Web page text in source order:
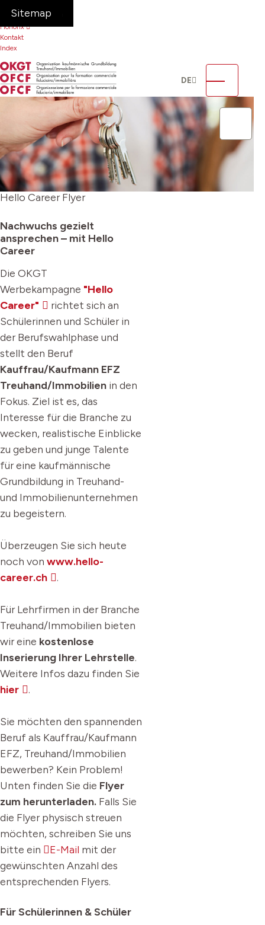
Home
Navigation
Inhalt
Suche
Sitemap
Sitemap
Honorix
Kontakt
Index
Language
DE
Suche
Hello Career Flyer
Nachwuchs gezielt
ansprechen – mit Hello
Career
Die OKGT
Werbekampagne "Hello
Career"
richtet sich an
Schülerinnen und Schüler in
der Berufswahlphase und
stellt den Beruf
Kauffrau/Kaufmann EFZ
Treuhand/Immobilien in den
Fokus. Ziel ist es, das
Interesse für die Branche zu
wecken, realistische Einblicke
zu geben und junge Talente
für eine kaufmännische
Grundbildung in Treuhand-
und Immobilienunternehmen
zu begeistern.
Überzeugen Sie sich heute
noch von www.hello-
career.ch
.
Für Lehrfirmen in der Branche
Treuhand/Immobilien bieten
wir eine kostenlose
Inserierung Ihrer Lehrstelle.
Weitere Infos dazu finden Sie
hier
.
Sie möchten den spannenden
Beruf als Kauffrau/Kaufmann
EFZ, Treuhand/Immobilien
bewerben? Kein Problem!
Unten finden Sie die Flyer
zum herunterladen. Falls Sie
die Flyer physisch streuen
möchten, schreiben Sie uns
bitte ein
E-Mail mit der
gewünschten Anzahl des
entsprechenden Flyers.
Für Schülerinnen & Schüler